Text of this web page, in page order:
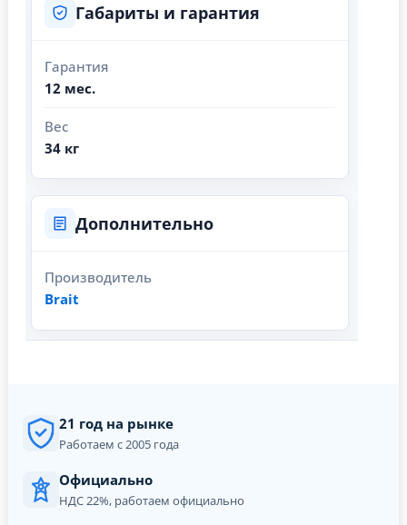
Габариты и гарантия
Гарантия
12 мес.
Вес
34 кг
Дополнительно
Производитель
Brait
21 год на рынке
Работаем с 2005 года
Официально
НДС 22%, работаем официально